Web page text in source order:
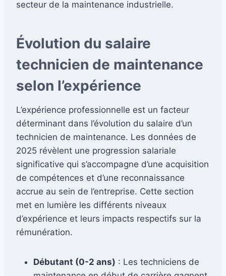
secteur de la maintenance industrielle.
Évolution du salaire
technicien de maintenance
selon l’expérience
L’expérience professionnelle est un facteur
déterminant dans l’évolution du salaire d’un
technicien de maintenance. Les données de
2025 révèlent une progression salariale
significative qui s’accompagne d’une acquisition
de compétences et d’une reconnaissance
accrue au sein de l’entreprise. Cette section
met en lumière les différents niveaux
d’expérience et leurs impacts respectifs sur la
rémunération.
Débutant (0-2 ans) : Les techniciens de